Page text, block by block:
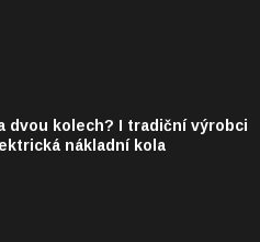
dvou kolech? I tradiční výrobci
nákladní kola